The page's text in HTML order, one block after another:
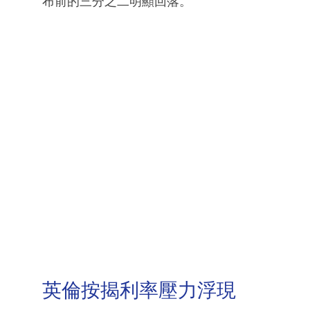
英倫按揭利率壓力浮現